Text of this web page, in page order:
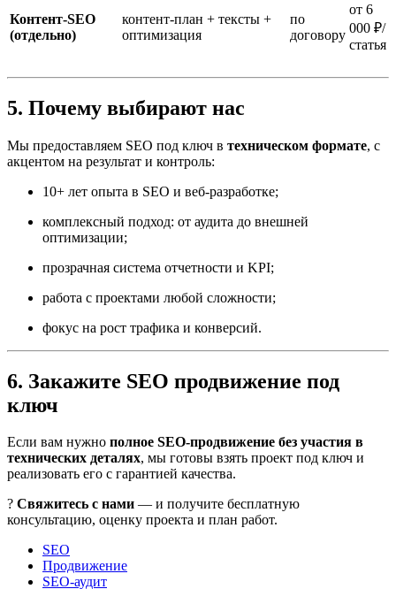
Контент-SEO
(отдельно)
контент-план + тексты +
оптимизация
по
договору
от 6
000 ₽/
статья
5. Почему выбирают нас
Мы предоставляем SEO под ключ в техническом формате, с
акцентом на результат и контроль:
10+ лет опыта в SEO и веб-разработке;
комплексный подход: от аудита до внешней
оптимизации;
прозрачная система отчетности и KPI;
работа с проектами любой сложности;
фокус на рост трафика и конверсий.
6. Закажите SEO продвижение под
ключ
Если вам нужно полное SEO-продвижение без участия в
технических деталях, мы готовы взять проект под ключ и
реализовать его с гарантией качества.
? Свяжитесь с нами — и получите бесплатную
консультацию, оценку проекта и план работ.
SEO
Продвижение
SEO-аудит